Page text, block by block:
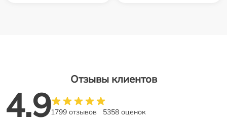
Отзывы клиентов
4.91799 отзывов 5358 оценок